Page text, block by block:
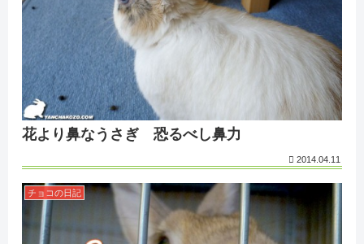
花より鼻なうさぎ 恐るべし鼻力
2014.04.11
チョコの日記